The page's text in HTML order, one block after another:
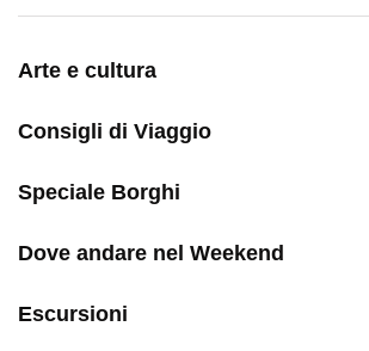
Arte e cultura
Consigli di Viaggio
Speciale Borghi
Dove andare nel Weekend
Escursioni